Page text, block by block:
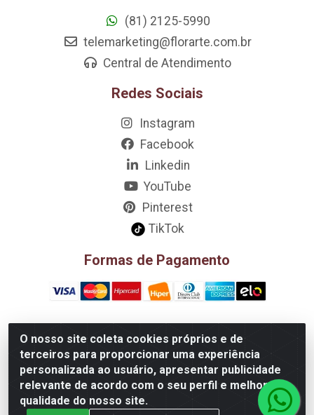
O nosso site coleta cookies próprios e de
terceiros para proporcionar uma experiência
personalizada ao usuário, apresentar publicidade
relevante de acordo com o seu perfil e melhorar a
qualidade do nosso site.
(81) 2125-5990
telemarketing@florarte.com.br
Central de Atendimento
Redes Sociais
Instagram
Facebook
Linkedin
YouTube
Pinterest
TikTok
Formas de Pagamento
D&A Decoração e Ambientação LTDA - Rua Riachão, 807 –
3A, 4A, 5A, 12A, 14A - Muribeca, Jaboatão dos
Guararapes/PE - CEP 54.355-057 - CNPJ 08.749.430/0002-01